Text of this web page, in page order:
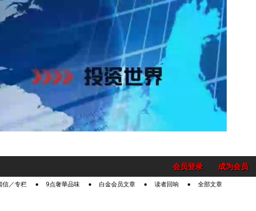
成为会员
会员登录
信／专栏 9点奢華品味 白金会员文章 读者回响 全部文章